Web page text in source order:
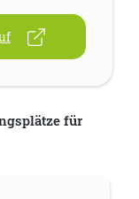
für